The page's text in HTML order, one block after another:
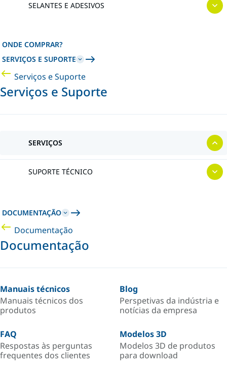
SELANTES E ADESIVOS
ONDE COMPRAR?
SERVIÇOS E SUPORTE
Serviços e Suporte
Serviços e Suporte
SERVIÇOS
SUPORTE TÉCNICO
DOCUMENTAÇÃO
Documentação
Documentação
Manuais técnicos
Manuais técnicos dos
produtos
Blog
Perspetivas da indústria e
notícias da empresa
FAQ
Respostas às perguntas
frequentes dos clientes
Modelos 3D
Modelos 3D de produtos
para download